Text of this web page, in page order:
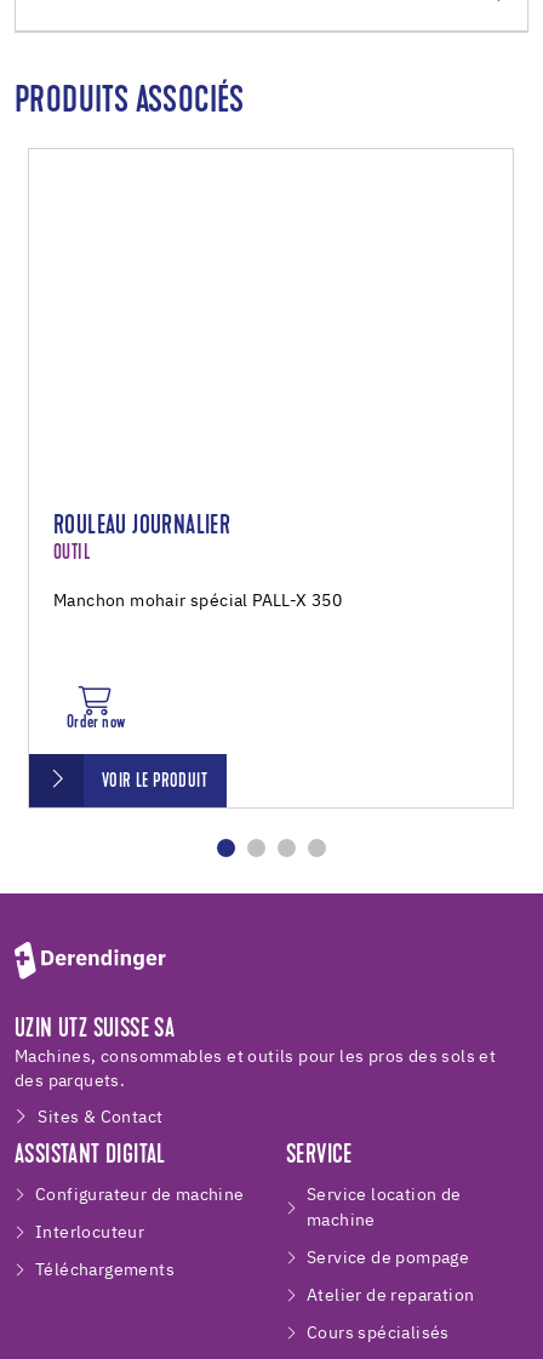
PRODUITS ASSOCIÉS
ROULEAU JOURNALIER
OUTIL
Manchon mohair spécial PALL-X 350
Order now
VOIR LE PRODUIT
UZIN UTZ SUISSE SA
Machines, consommables et outils pour les pros des sols et
des parquets.
Sites & Contact
ASSISTANT DIGITAL
Configurateur de machine
Interlocuteur
Téléchargements
SERVICE
Service location de
machine
Service de pompage
Atelier de reparation
Cours spécialisés